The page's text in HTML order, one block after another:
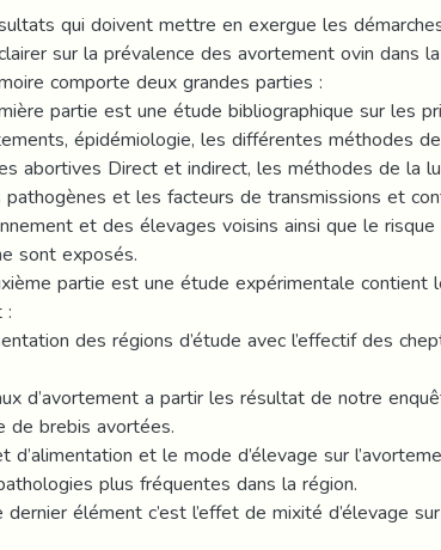
qui doivent mettre en exergue les
sur la prévalence des avortement ovin dans
comporte deux grandes parties :
partie est une étude bibliographique sur les
épidémiologie, les différentes méthodes
abortives Direct et indirect, les méthodes de la
et les facteurs de transmissions et
et des élevages voisins ainsi que le
sont exposés.
partie est une étude expérimentale contient
:
des régions d’étude avec l’effectif des
d’avortement a partir les résultat de notre
de brebis avortées.
d’alimentation et le mode d’élevage sur
plus fréquentes dans la région.
élément c’est l’effet de mixité d’élevage